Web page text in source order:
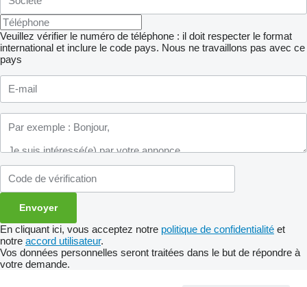
Veuillez vérifier le numéro de téléphone : il doit respecter le format
international et inclure le code pays. Nous ne travaillons pas avec ce
pays
En cliquant ici, vous acceptez notre politique de confidentialité et
notre accord utilisateur.
Vos données personnelles seront traitées dans le but de répondre à
votre demande.